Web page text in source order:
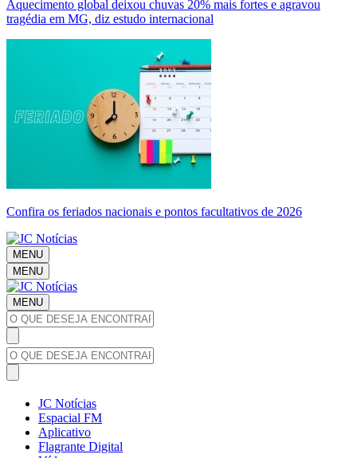
Aquecimento global deixou chuvas 20% mais fortes e agravou
tragédia em MG, diz estudo internacional
Confira os feriados nacionais e pontos facultativos de 2026
MENU
MENU
MENU
JC Notícias
Espacial FM
Aplicativo
Flagrante Digital